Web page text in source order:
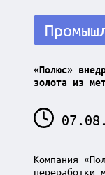
с
Posted
in
«Полюс»
золота из
Компания
переработки